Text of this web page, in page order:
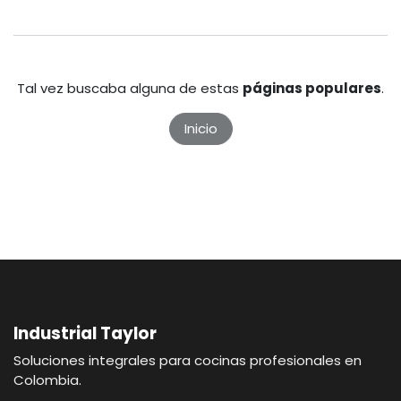
Tal vez buscaba alguna de estas páginas populares.
Inicio
Industrial Taylor
Soluciones integrales para cocinas profesionales en
Colombia.